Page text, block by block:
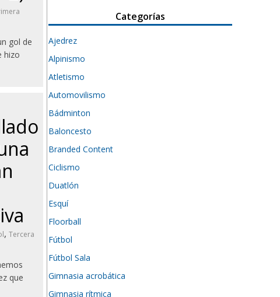
gol de
hizo
, Tercera
que
Categorías
Ajedrez
Alpinismo
Atletismo
Automovilismo
Bádminton
Baloncesto
Branded Content
Ciclismo
Duatlón
Esquí
Floorball
Fútbol
Fútbol Sala
Gimnasia acrobática
Gimnasia rítmica